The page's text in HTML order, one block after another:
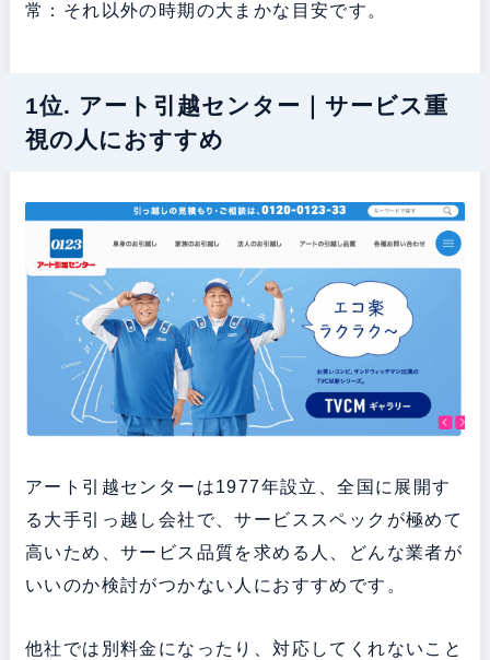
常：それ以外の時期の大まかな目安です。
1位. アート引越センター｜サービス重
視の人におすすめ
アート引越センターは1977年設立、全国に展開す
る大手引っ越し会社で、サービススペックが極めて
高いため、サービス品質を求める人、どんな業者が
いいのか検討がつかない人におすすめです。
他社では別料金になったり、対応してくれないこと